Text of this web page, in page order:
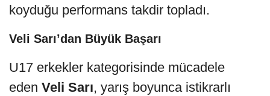
koyduğu performans takdir topladı.
Veli Sarı’dan Büyük Başarı
U17 erkekler kategorisinde mücadele
eden Veli Sarı, yarış boyunca istikrarlı